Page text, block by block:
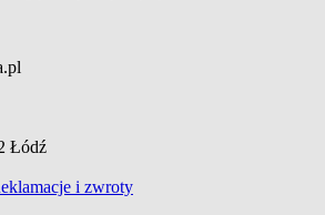
Łódź
i zwroty